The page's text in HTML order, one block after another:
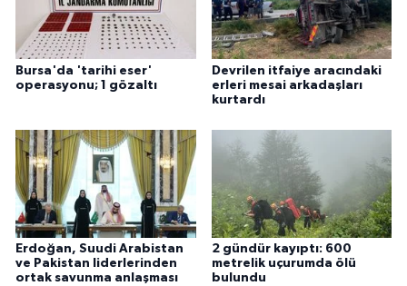
Bursa'da 'tarihi eser'
operasyonu; 1 gözaltı
Devrilen itfaiye aracındaki
erleri mesai arkadaşları
kurtardı
Erdoğan, Suudi Arabistan
ve Pakistan liderlerinden
ortak savunma anlaşması
2 gündür kayıptı: 600
metrelik uçurumda ölü
bulundu